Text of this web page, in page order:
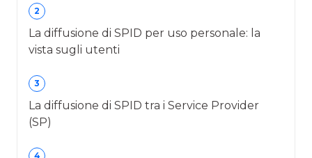
2
La diffusione di SPID per uso personale: la
vista sugli utenti
3
La diffusione di SPID tra i Service Provider
(SP)
4